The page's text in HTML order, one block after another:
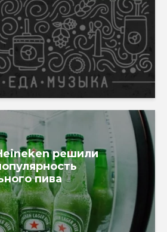
решили
пива